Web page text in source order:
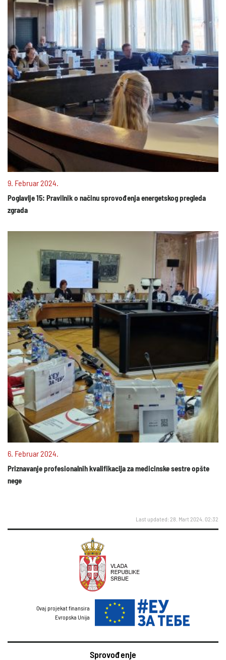
9. Februar 2024.
Poglavlje 15: Pravilnik o načinu sprovođenja energetskog pregleda
zgrada
6. Februar 2024.
Priznavanje profesionalnih kvalifikacija za medicinske sestre opšte
nege
Last updated: 28. Mart 2024. 02:32
Ovaj projekat finansira
Evropska Unija
Sprovođenje